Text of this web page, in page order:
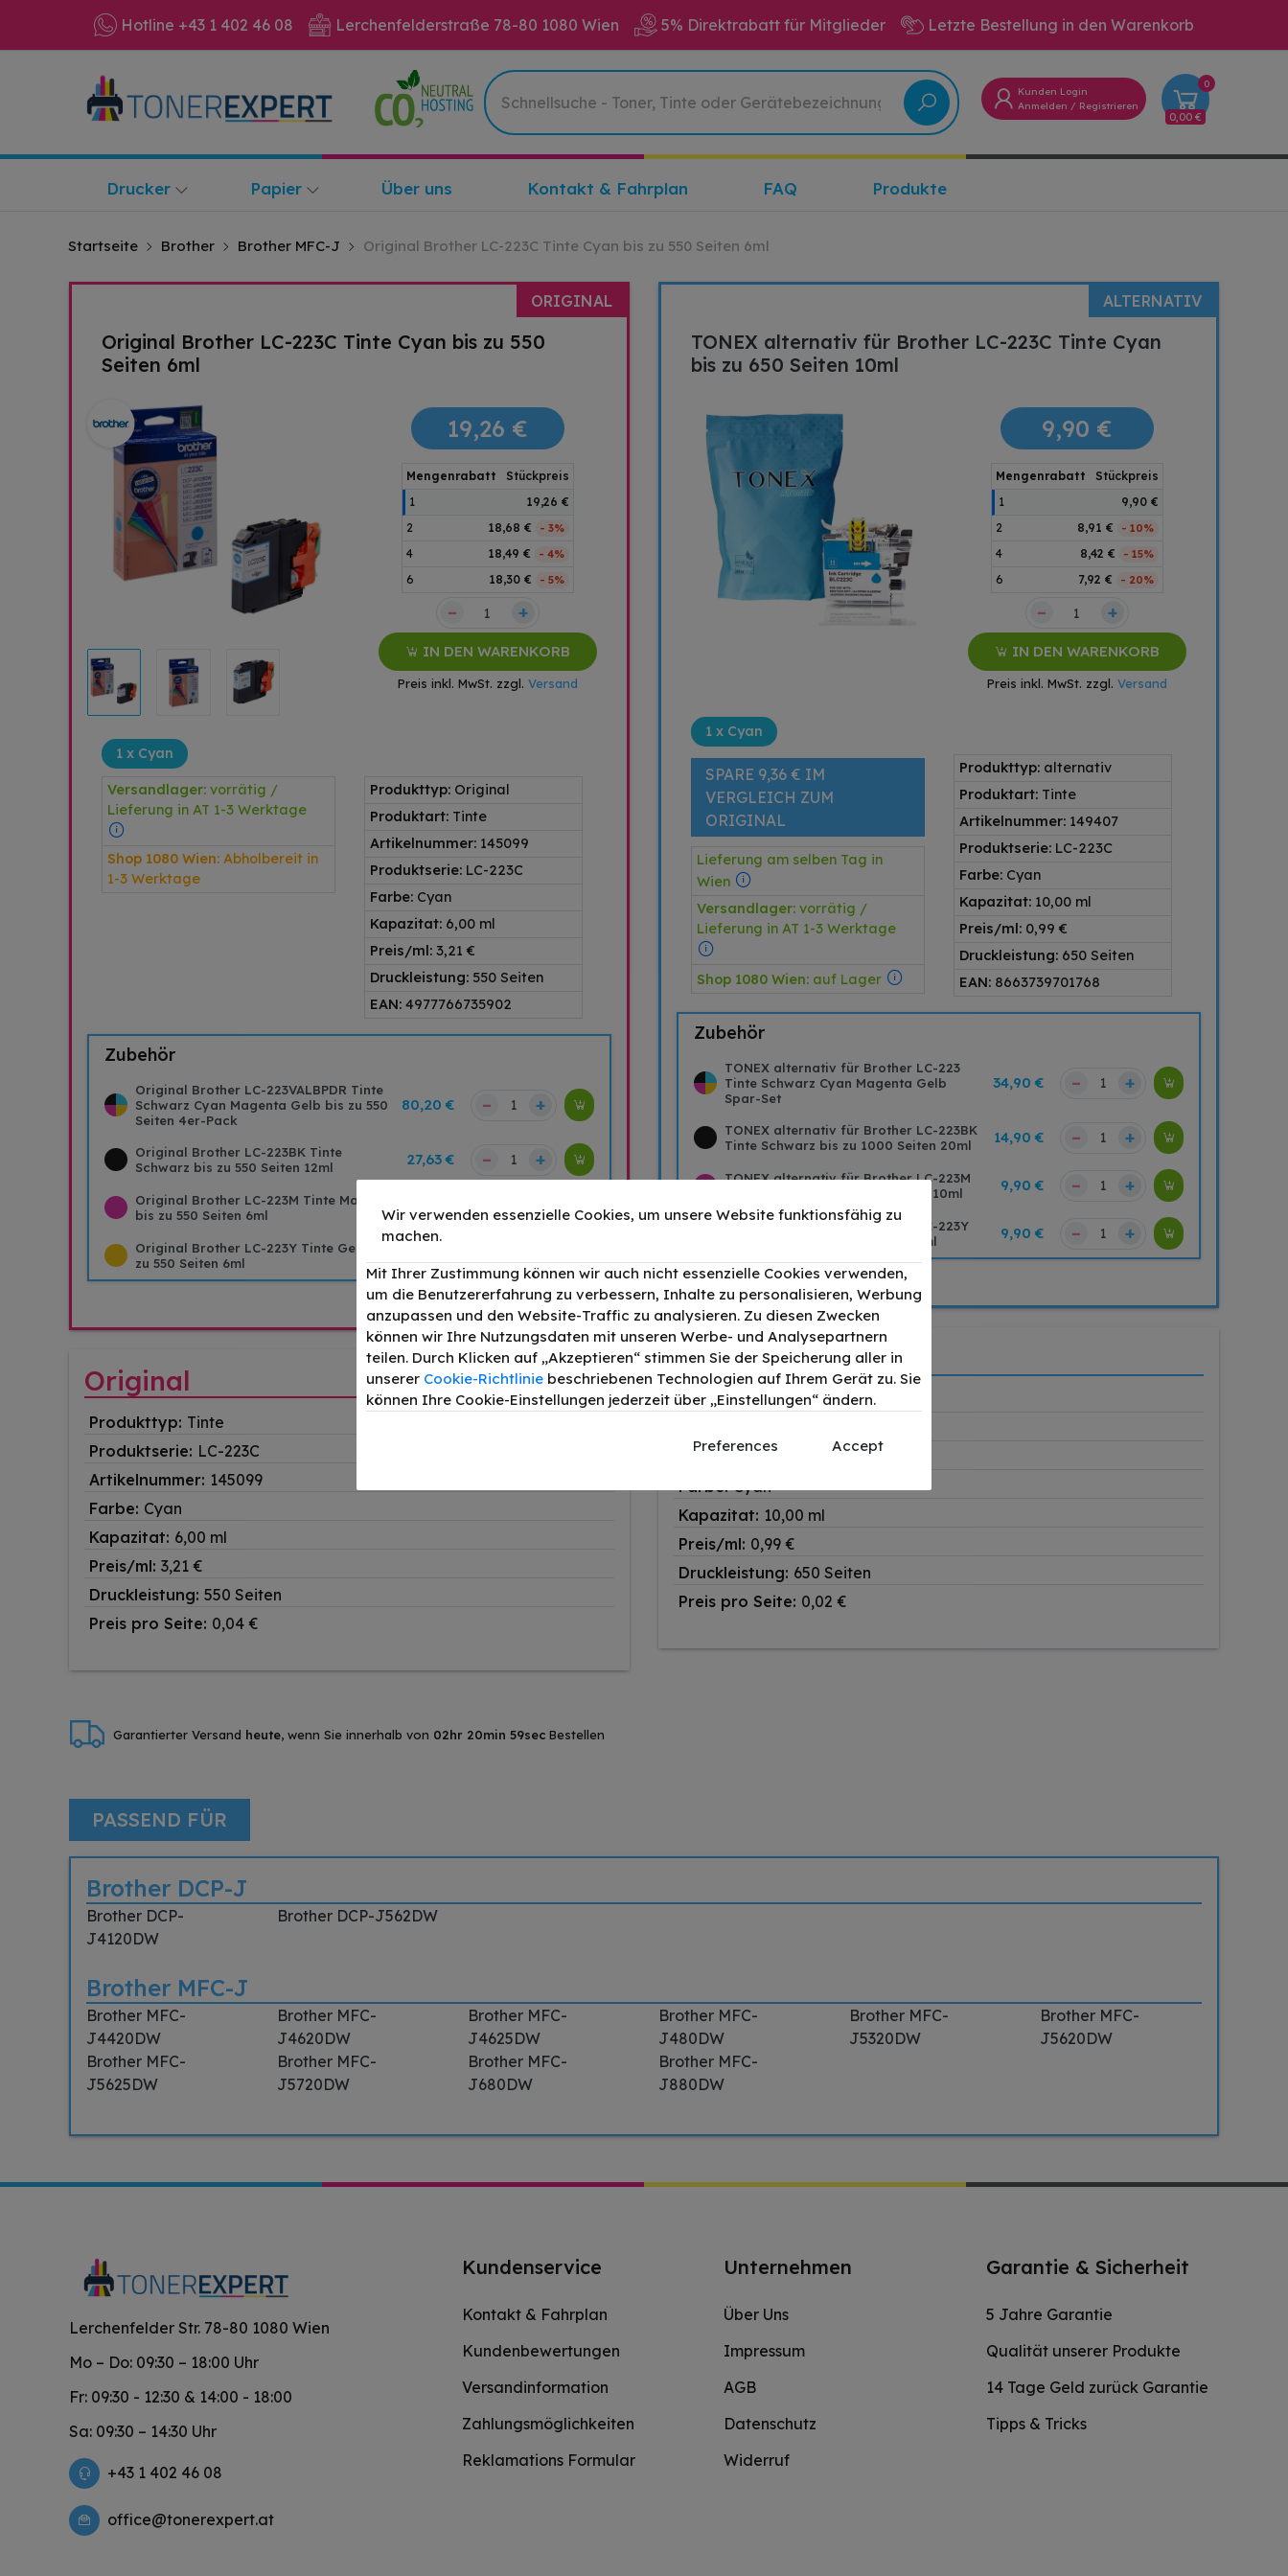
Hotline +43 1 402 46 08 Lerchenfelderstraße 78-80 1080 Wien 5% Direktrabatt für Mitglieder Letzte Bestellung in den Warenkorb
Kunden Login
Anmelden / Registrieren
0
0,00 €
Drucker Papier Über uns Kontakt & Fahrplan FAQ Produkte
Startseite Brother Brother MFC-J Original Brother LC-223C Tinte Cyan bis zu 550 Seiten 6ml
ORIGINAL
Original Brother LC-223C Tinte Cyan bis zu 550
Seiten 6ml
19,26 €
Mengenrabatt
Stückpreis
1
19,26 €
2
18,68 € - 3%
4 18,49 € - 4%
6 18,30 € - 5%
– +
IN DEN WARENKORB
Preis inkl. MwSt. zzgl. Versand
1 x Cyan
Versandlager: vorrätig /
Lieferung in AT 1-3 Werktage
Shop 1080 Wien: Abholbereit in
1-3 Werktage
Produkttyp: Original
Produktart: Tinte
Artikelnummer: 145099
Produktserie: LC-223C
Farbe: Cyan
Kapazitat: 6,00 ml
Preis/ml: 3,21 €
Druckleistung: 550 Seiten
EAN: 4977766735902
Zubehör
Original Brother LC-223VALBPDR Tinte
Schwarz Cyan Magenta Gelb bis zu 550
Seiten 4er-Pack
80,20 € – +
Original Brother LC-223BK Tinte
Schwarz bis zu 550 Seiten 12ml
27,63 € – +
Original Brother LC-223M Tinte Magenta
bis zu 550 Seiten 6ml
+
Original Brother LC-223Y Tinte Gelb bis
zu 550 Seiten 6ml
Original
Produkttyp: Tinte
Produktserie: LC-223C
Artikelnummer: 145099
Farbe: Cyan
Kapazitat: 6,00 ml
Preis/ml: 3,21 €
Druckleistung: 550 Seiten
Preis pro Seite: 0,04 €
ALTERNATIV
TONEX alternativ für Brother LC-223C Tinte Cyan
bis zu 650 Seiten 10ml
9,90 €
Mengenrabatt
Stückpreis
1
9,90 €
2
8,91 € - 10%
4 8,42 € - 15%
6 7,92 € - 20%
– +
IN DEN WARENKORB
Preis inkl. MwSt. zzgl. Versand
1 x Cyan
SPARE 9,36 € IM
VERGLEICH ZUM
ORIGINAL
Lieferung am selben Tag in
Wien
Versandlager: vorrätig /
Lieferung in AT 1-3 Werktage
Shop 1080 Wien: auf Lager
Produkttyp: alternativ
Produktart: Tinte
Artikelnummer: 149407
Produktserie: LC-223C
Farbe: Cyan
Kapazitat: 10,00 ml
Preis/ml: 0,99 €
Druckleistung: 650 Seiten
EAN: 8663739701768
Zubehör
TONEX alternativ für Brother LC-223
Tinte Schwarz Cyan Magenta Gelb
Spar-Set
34,90 € – +
TONEX alternativ für Brother LC-223BK
Tinte Schwarz bis zu 1000 Seiten 20ml
14,90 € – +
TONEX alternativ für Brother LC-223M
Tinte Magenta bis zu 650 Seiten 10ml
9,90 € – +
TONEX alternativ für Brother LC-223Y
Tinte Gelb bis zu 650 Seiten 10ml
9,90 € – +
alternativ
Produkttyp:Tinte
Farbe:Cyan
Kapazitat: 10,00 ml
Preis/ml: 0,99 €
Druckleistung: 650 Seiten
Preis pro Seite: 0,02 €
Garantierter Versand heute, wenn Sie innerhalb von 02hr 20min 59sec Bestellen
PASSEND FÜR
Brother DCP-J
Brother DCP-
J4120DW
Brother DCP-J562DW
Brother MFC-J
Brother MFC-
J4420DW
Brother MFC-
J4620DW
Brother MFC-
J4625DW
Brother MFC-
J480DW
Brother MFC-
J5320DW
Brother MFC-
J5620DW
Brother MFC-
J5625DW
Brother MFC-
J5720DW
Brother MFC-
J680DW
Brother MFC-
J880DW
Lerchenfelder Str. 78-80 1080 Wien
Mo – Do: 09:30 – 18:00 Uhr
Fr: 09:30 - 12:30 & 14:00 - 18:00
Sa: 09:30 – 14:30 Uhr
+43 1 402 46 08
office@tonerexpert.at
Kundenservice
Kontakt & Fahrplan
Kundenbewertungen
Versandinformation
Zahlungsmöglichkeiten
Reklamations Formular
Unternehmen
Über Uns
Impressum
AGB
Datenschutz
Widerruf
Garantie & Sicherheit
5 Jahre Garantie
Qualität unserer Produkte
14 Tage Geld zurück Garantie
Tipps & Tricks
Wir verwenden essenzielle Cookies, um unsere Website funktionsfähig zu
machen.
Mit Ihrer Zustimmung können wir auch nicht essenzielle Cookies verwenden,
um die Benutzererfahrung zu verbessern, Inhalte zu personalisieren, Werbung
anzupassen und den Website-Traffic zu analysieren. Zu diesen Zwecken
können wir Ihre Nutzungsdaten mit unseren Werbe- und Analysepartnern
teilen. Durch Klicken auf „Akzeptieren“ stimmen Sie der Speicherung aller in
unserer Cookie-Richtlinie beschriebenen Technologien auf Ihrem Gerät zu. Sie
können Ihre Cookie-Einstellungen jederzeit über „Einstellungen“ ändern.
Preferences Accept